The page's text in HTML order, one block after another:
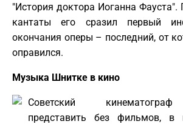
"История доктора Иоганна Фауста".
кантаты его сразил первый
окончания оперы – последний, от
оправился.
Музыка Шнитке в кино
Советский
представить без фильмов, в